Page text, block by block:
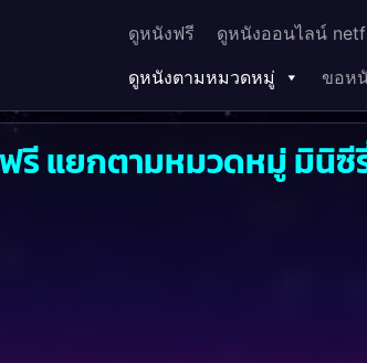
ดูหนังฟรี ดูหนังออนไลน์
ดูหนังตามหมวดหมู่
ขอห
รี แยกตามหมวดหมู่ มินิซี